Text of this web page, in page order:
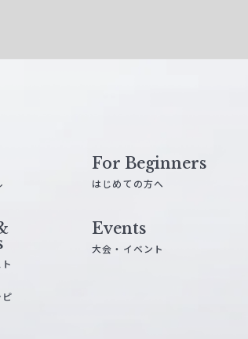
For Beginners
はじめての方へ
Events
大会・イベント